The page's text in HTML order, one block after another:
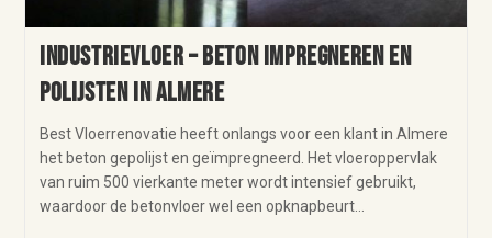
Industrievloer – beton impregneren en
polijsten in Almere
Best Vloerrenovatie heeft onlangs voor een klant in Almere
het beton gepolijst en geïmpregneerd. Het vloeroppervlak
van ruim 500 vierkante meter wordt intensief gebruikt,
waardoor de betonvloer wel een opknapbeurt…